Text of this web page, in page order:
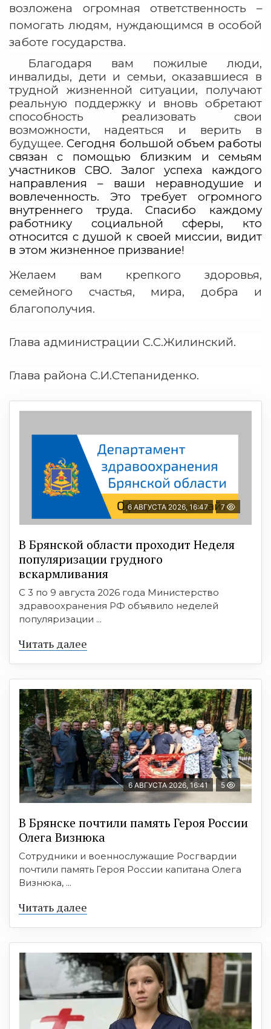
возложена огромная ответственность –
помогать людям, нуждающимся в особой
заботе государства.
Благодаря вам пожилые люди,
инвалиды, дети и семьи, оказавшиеся в
трудной жизненной ситуации, получают
реальную поддержку и вновь обретают
способность реализовать свои
возможности, надеяться и верить в
будущее. Сегодня большой объем работы
связан с помощью близким и семьям
участников СВО. Залог успеха каждого
направления – ваши неравнодушие и
вовлеченность. Это требует огромного
внутреннего труда. Спасибо каждому
работнику социальной сферы, кто
относится с душой к своей миссии, видит
в этом жизненное призвание!
Желаем вам крепкого здоровья,
семейного счастья, мира, добра и
благополучия.
Глава администрации С.С.Жилинский.
Глава района С.И.Степаниденко.
6 АВГУСТА 2026, 16:47 7
В Брянской области проходит Неделя
популяризации грудного
вскармливания
С 3 по 9 августа 2026 года Министерство
здравоохранения РФ объявило неделей
популяризации ...
Читать далее
6 АВГУСТА 2026, 16:41 5
В Брянске почтили память Героя России
Олега Визнюка
Сотрудники и военнослужащие Росгвардии
почтили память Героя России капитана Олега
Визнюка, ...
Читать далее